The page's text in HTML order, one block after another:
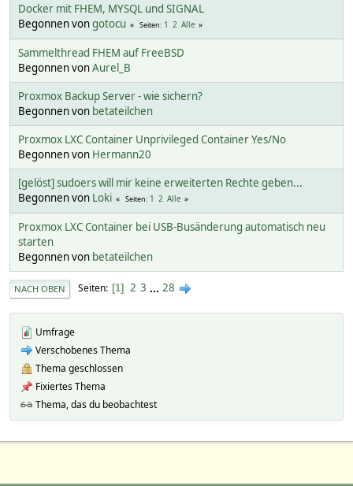
Docker mit FHEM, MYSQL und SIGNAL
Begonnen vongotocu Seiten 1 2 Alle
Sammelthread FHEM auf FreeBSD
Begonnen vonAurel_B
Proxmox Backup Server - wie sichern?
Begonnen von betateilchen
Proxmox LXC Container Unprivileged Container Yes/No
Begonnen von Hermann20
[gelöst] sudoers will mir keine erweiterten Rechte geben...
Begonnen von Loki Seiten 1 2 Alle
Proxmox LXC Container bei USB-Busänderung automatisch neu
starten
Begonnen von betateilchen
NACH OBEN Seiten 1 2 3 ... 28
Umfrage
Verschobenes Thema
Thema geschlossen
Fixiertes Thema
Thema, das du beobachtest